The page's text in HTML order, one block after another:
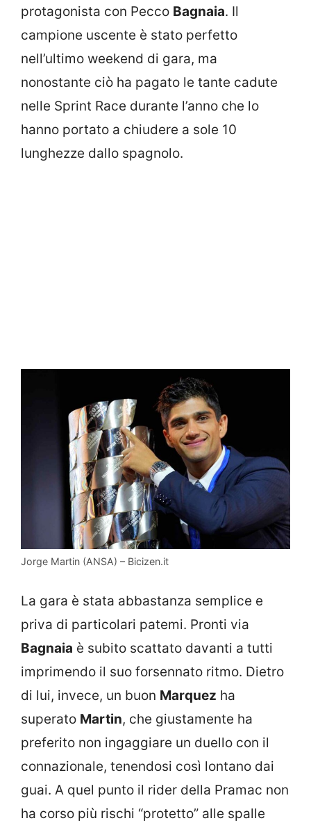
protagonista con Pecco Bagnaia. Il
campione uscente è stato perfetto
nell’ultimo weekend di gara, ma
nonostante ciò ha pagato le tante cadute
nelle Sprint Race durante l’anno che lo
hanno portato a chiudere a sole 10
lunghezze dallo spagnolo.
Jorge Martin (ANSA) – Bicizen.it
La gara è stata abbastanza semplice e
priva di particolari patemi. Pronti via
Bagnaia è subito scattato davanti a tutti
imprimendo il suo forsennato ritmo. Dietro
di lui, invece, un buon Marquez ha
superato Martin, che giustamente ha
preferito non ingaggiare un duello con il
connazionale, tenendosi così lontano dai
guai. A quel punto il rider della Pramac non
ha corso più rischi “protetto” alle spalle